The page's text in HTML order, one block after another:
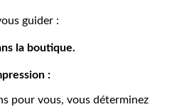
guider :
la boutique.
:
pour vous, vous déterminez